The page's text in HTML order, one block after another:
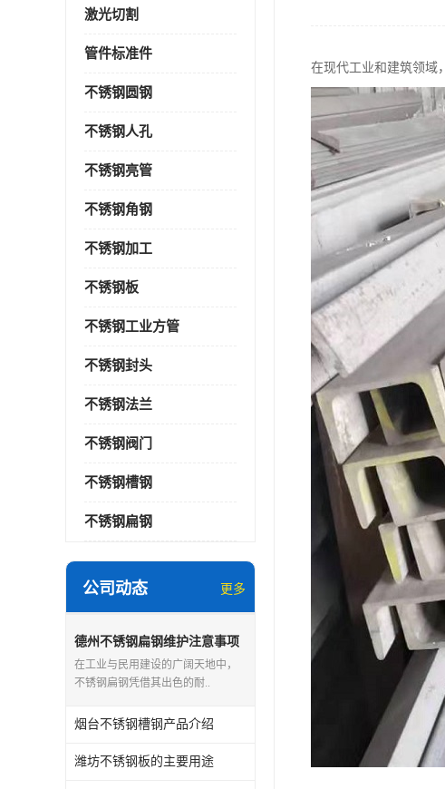
激光切割
管件标准件
不锈钢圆钢
不锈钢人孔
不锈钢亮管
不锈钢角钢
不锈钢加工
不锈钢板
不锈钢工业方管
不锈钢封头
不锈钢法兰
不锈钢阀门
不锈钢槽钢
不锈钢扁钢
公司动态 更多
德州不锈钢扁钢维护注意事项
在工业与民用建设的广阔天地中，
不锈钢扁钢凭借其出色的耐..
烟台不锈钢槽钢产品介绍
潍坊不锈钢板的主要用途
在现代工业和建筑领域